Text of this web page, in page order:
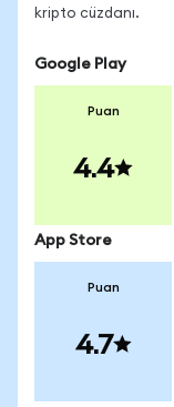
kripto cüzdanı.
Google Play
Puan
4.4
App Store
Puan
4.7